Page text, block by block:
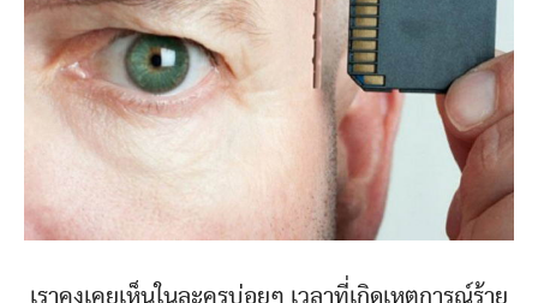
เราคงเคยเห็นในละครบ่อยๆ เวลาที่เกิดเหตุการณ์ร้าย